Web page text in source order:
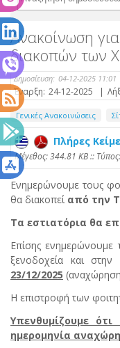
Ανακοίνωση
διακοπών των
Δημοσίευση: 04-12-2025 11:01
Έναρξη: 24-12-2025 |
Γενικές Ανακοινώσεις
Πλήρες
Mέγεθος: 344.81 KB ::
Ενημερώνουμε τους
θα διακοπεί από την
Τα εστιατόρια θα
Επίσης ενημερώνουμε
ξενοδοχεία και
23/12/2025
Η επιστροφή των
Υπενθυμίζουμε
ημερομηνία